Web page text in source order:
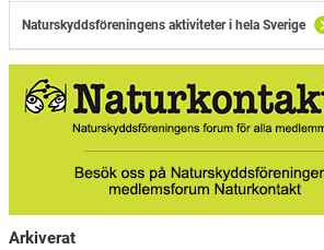
Naturskyddsföreningens aktiviteter i hela Sverige
Arkiverat